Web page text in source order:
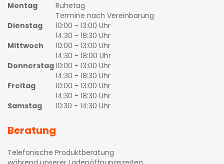
Montag
Ruhetag
Termine nach Vereinbarung
Dienstag
10:00 - 13:00 Uhr
14:30 - 18:30 Uhr
Mittwoch
10:00 - 13:00 Uhr
14:30 - 18:00 Uhr
Donnerstag10:00 - 13:00 Uhr
14:30 - 18:30 Uhr
Freitag
10:00 - 13:00 Uhr
14:30 - 18:30 Uhr
Samstag
10:30 - 14:30 Uhr
Beratung
Telefonische Produktberatung